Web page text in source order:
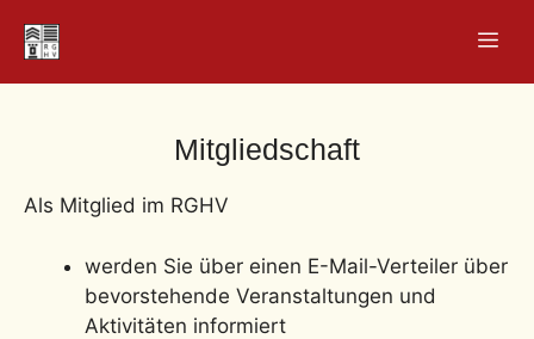
Inhalt
Mitgliedschaft
Als Mitglied im RGHV
werden Sie über einen E-Mail-Verteiler über
bevorstehende Veranstaltungen und
Aktivitäten informiert